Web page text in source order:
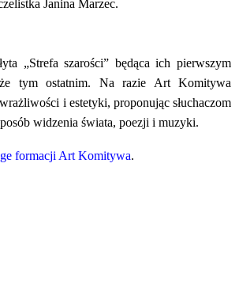
Janina Marzec.
„Strefa szarości” będąca ich pierwszym
tym ostatnim. Na razie Art Komitywa
i estetyki, proponując słuchaczom
widzenia świata, poezji i muzyki.
formacji Art Komitywa.